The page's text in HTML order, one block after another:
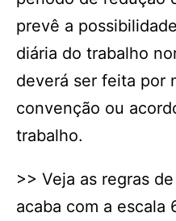
prevê a
diária do trabalho
deverá ser feita por
convenção ou
trabalho.
>> Veja as regras
acaba com a escala